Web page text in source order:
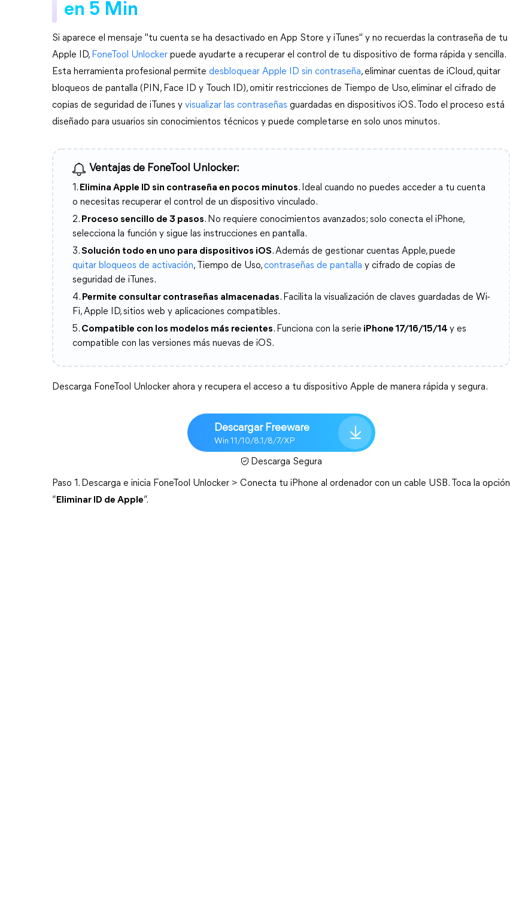
en 5 Min
Si aparece el mensaje "tu cuenta se ha desactivado en App Store y iTunes" y no recuerdas la contraseña de tu
Apple ID, FoneTool Unlocker puede ayudarte a recuperar el control de tu dispositivo de forma rápida y sencilla.
Esta herramienta profesional permite desbloquear Apple ID sin contraseña, eliminar cuentas de iCloud, quitar
bloqueos de pantalla (PIN, Face ID y Touch ID), omitir restricciones de Tiempo de Uso, eliminar el cifrado de
copias de seguridad de iTunes y visualizar las contraseñas guardadas en dispositivos iOS. Todo el proceso está
diseñado para usuarios sin conocimientos técnicos y puede completarse en solo unos minutos.
Ventajas de FoneTool Unlocker:
1. Elimina Apple ID sin contraseña en pocos minutos. Ideal cuando no puedes acceder a tu cuenta
o necesitas recuperar el control de un dispositivo vinculado.
2. Proceso sencillo de 3 pasos. No requiere conocimientos avanzados; solo conecta el iPhone,
selecciona la función y sigue las instrucciones en pantalla.
3.Solución todo en uno para dispositivos iOS. Además de gestionar cuentas Apple, puede
quitar bloqueos de activación, Tiempo de Uso, contraseñas de pantalla y cifrado de copias de
seguridad de iTunes.
4. Permite consultar contraseñas almacenadas. Facilita la visualización de claves guardadas de Wi-
Fi, Apple ID, sitios web y aplicaciones compatibles.
5. Compatible con los modelos más recientes. Funciona con la serie iPhone 17/16/15/14 y es
compatible con las versiones más nuevas de iOS.
Descarga FoneTool Unlocker ahora y recupera el acceso a tu dispositivo Apple de manera rápida y segura.
Descargar Freeware
Win 11/10/8.1/8/7/XP
Descarga Segura
Paso 1. Descarga e inicia FoneTool Unlocker > Conecta tu iPhone al ordenador con un cable USB. Toca la opción
“ Eliminar ID de Apple”.